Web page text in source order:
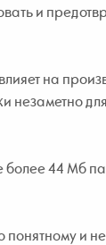
и
на
незаметно
44 Мб
и